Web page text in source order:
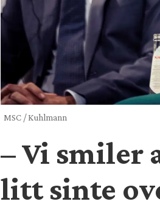
MSC / Kuhlmann
– Vi smiler
litt sinte